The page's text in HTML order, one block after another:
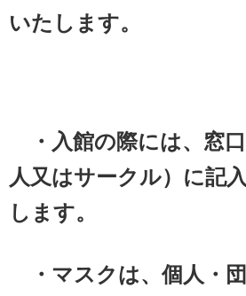
いたします。
・入館の際には、窓
人又はサークル）に記
します。
・マスクは、個人・